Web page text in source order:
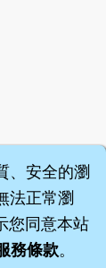
、安全的瀏
法正常瀏
您同意本站
務條款。